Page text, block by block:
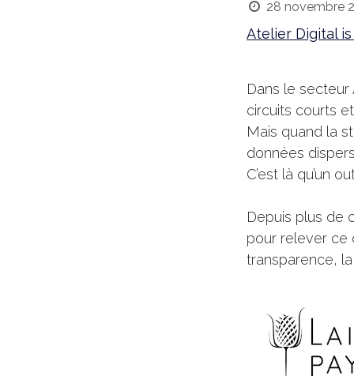
28 novembre
Atelier Digital
Dans le
circuits courts
Mais quand la
données
C’est là qu’un
Depuis plus de
pour relever ce
transparence,